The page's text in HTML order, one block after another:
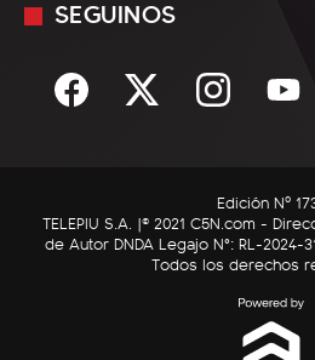
Sociedad
C5N Autos
RatingCero
Mediakit
Términos y condiciones
SEGUINOS
Edición Nº
TELEPIU S.A. |© 2021 C5N.com -
de Autor DNDA Legajo N°: RL-2024-
Todos los derechos